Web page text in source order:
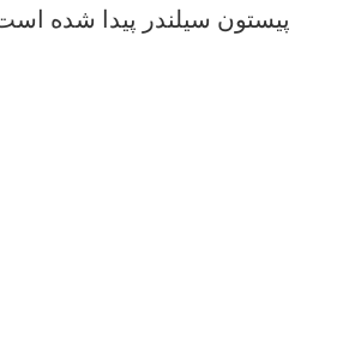
5. پیستون سیلندر پیدا شده